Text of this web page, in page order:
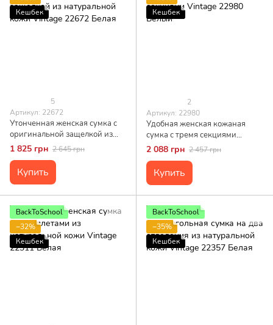
Кешбек
5
Артикул: 22672
Утонченная женская сумка с
оригинальной защелкой из
натуральной кожи Vintage
22672 Белая
1 825 грн 2 645 грн
Купить
Кешбек
2
Артикул: 22980
Удобная женская кожаная
сумка с тремя секциями
Vintage 22980 Белый
2 088 грн 2 457 грн
Купить
BackToSchool
−32%
Кешбек
BackToSchool
−35%
Кешбек